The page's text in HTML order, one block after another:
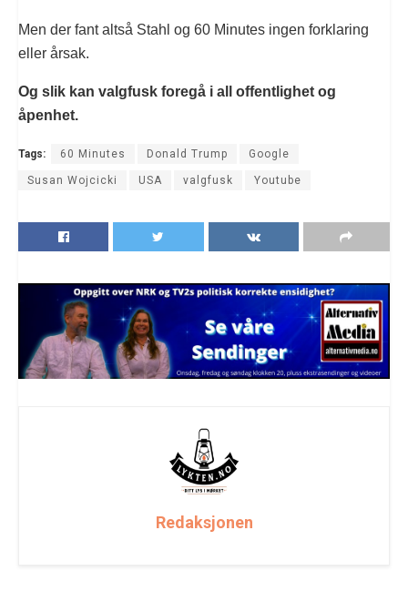
Men der fant altså Stahl og 60 Minutes ingen forklaring
eller årsak.
Og slik kan valgfusk foregå i all offentlighet og
åpenhet.
Tags: 60 Minutes Donald Trump Google
Susan Wojcicki USA valgfusk Youtube
Redaksjonen